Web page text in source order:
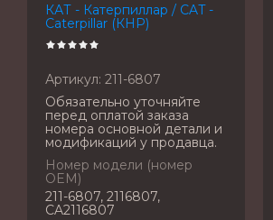
КАТ - Катерпиллар / CAT -
Caterpillar (КНР)
Артикул: 211-6807
Обязательно уточняйте
перед оплатой заказа
номера основной детали и
модификаций у продавца.
Номер модели (номер
OEM)
211-6807, 2116807,
CA2116807